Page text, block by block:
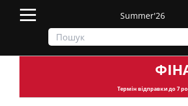
Summer'26
Термін відправкидо 7